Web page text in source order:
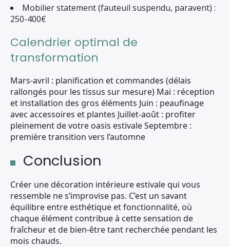
Mobilier statement (fauteuil suspendu, paravent) :
250-400€
Calendrier optimal de
transformation
Mars-avril : planification et commandes (délais
rallongés pour les tissus sur mesure) Mai : réception
et installation des gros éléments Juin : peaufinage
avec accessoires et plantes Juillet-août : profiter
pleinement de votre oasis estivale Septembre :
première transition vers l’automne
Conclusion
Créer une décoration intérieure estivale qui vous
ressemble ne s’improvise pas. C’est un savant
équilibre entre esthétique et fonctionnalité, où
chaque élément contribue à cette sensation de
fraîcheur et de bien-être tant recherchée pendant les
mois chauds.